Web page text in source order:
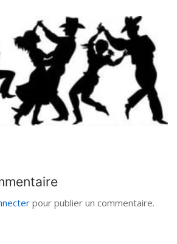
pour publier un commentaire.